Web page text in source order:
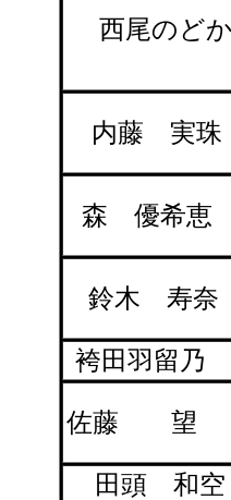
西尾のどか
内藤 実珠
森 優希恵
鈴木 寿奈
袴田羽留乃
佐藤 望
田頭 和空